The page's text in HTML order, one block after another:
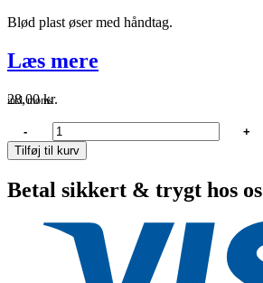
Blød plast øser med håndtag.
Læs mere
28,00kr.
inkl. moms
Øser
med
håndtag
-
+
Tilføj til kurv
Betal sikkert & trygt hos os